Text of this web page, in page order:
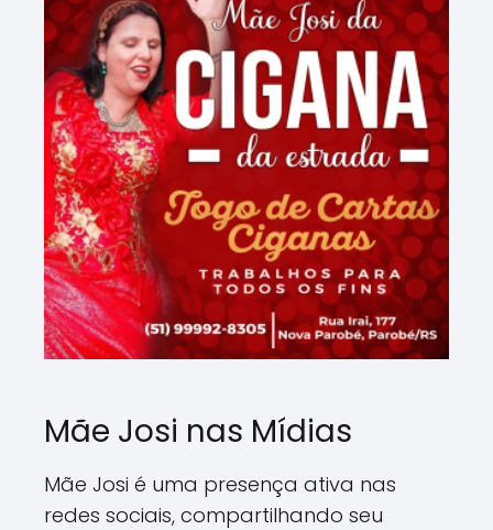
Mãe Josi nas Mídias
Mãe Josi é uma presença ativa nas
redes sociais, compartilhando seu